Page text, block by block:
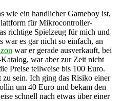
wie ein handlicher Gameboy ist,
für Mikrocontroller-
richtige Spielzeug für mich und
es gar nicht so einfach, an
war er gerade ausverkauft, bei
war aber zur Zeit nicht
Preise teilweise bis 100 Euro.
zu sein. Ich ging das Risiko einer
um 40 Euro und bekam den
schnell nach etwas über einer